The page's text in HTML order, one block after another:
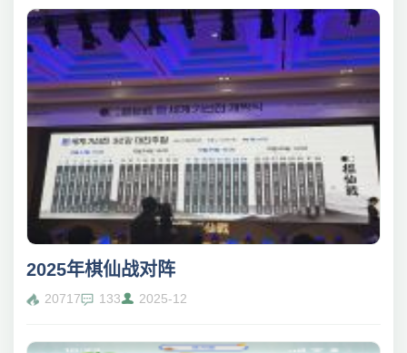
2025年棋仙战对阵
20717 133 2025-12